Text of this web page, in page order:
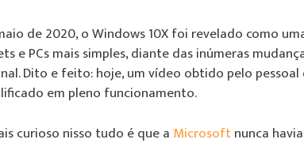
de 2020, o Windows 10X foi revelado como
e PCs mais simples, diante das inúmeras
Dito e feito: hoje, um vídeo obtido pelo
em pleno funcionamento.
curioso nisso tudo é que a Microsoftnunca